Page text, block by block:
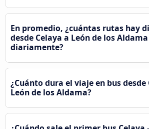
En promedio, ¿cuántas rutas hay
desde Celaya a León de los Aldama
diariamente?
¿Cuánto dura el viaje en bus desde
León de los Aldama?